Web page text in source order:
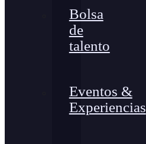
Bolsa
de
talento
Eventos &
Experiencias